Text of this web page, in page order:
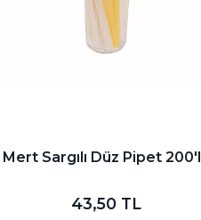
Mert Sargılı Düz Pipet
43,50 TL